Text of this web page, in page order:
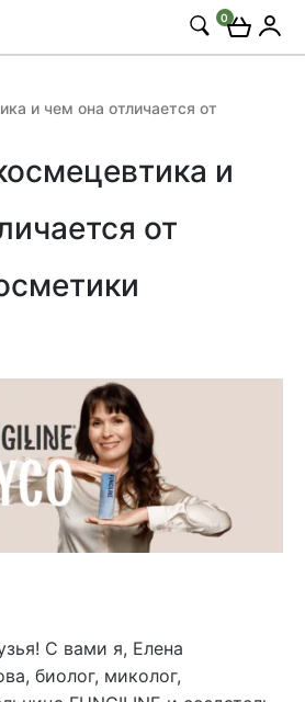
0
и чем она отличается от
и
от
С вами я, Елена
биолог, миколог,